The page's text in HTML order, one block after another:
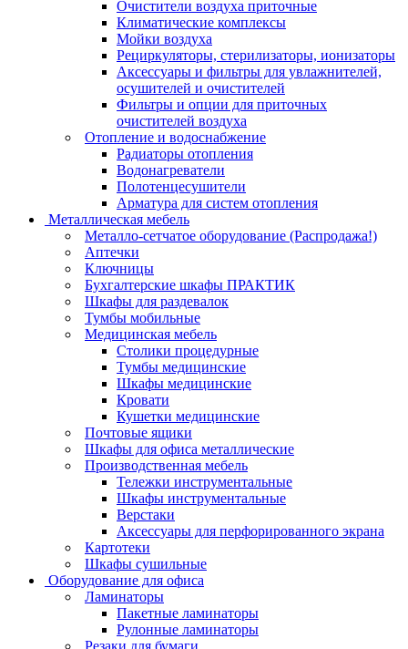
Очистители воздуха приточные
Климатические комплексы
Мойки воздуха
Рециркуляторы, стерилизаторы, ионизаторы
Аксессуары и фильтры для увлажнителей,
осушителей и очистителей
Фильтры и опции для приточных
очистителей воздуха
Отопление и водоснабжение
Радиаторы отопления
Водонагреватели
Полотенцесушители
Арматура для систем отопления
Металлическая мебель
Металло-сетчатое оборудование (Распродажа!)
Аптечки
Ключницы
Бухгалтерские шкафы ПРАКТИК
Шкафы для раздевалок
Тумбы мобильные
Медицинская мебель
Столики процедурные
Тумбы медицинские
Шкафы медицинские
Кровати
Кушетки медицинские
Почтовые ящики
Шкафы для офиса металлические
Производственная мебель
Тележки инструментальные
Шкафы инструментальные
Верстаки
Аксессуары для перфорированного экрана
Картотеки
Шкафы сушильные
Оборудование для офиса
Ламинаторы
Пакетные ламинаторы
Рулонные ламинаторы
Резаки для бумаги